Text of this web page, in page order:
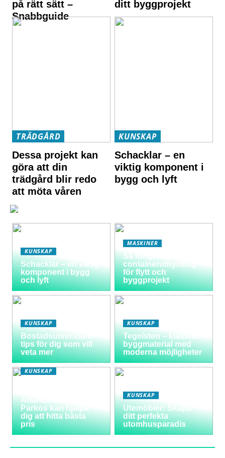
på rätt sätt –
Snabbguide
ditt byggprojekt
TRÄDGÅRD
Dessa projekt kan
göra att din
trädgård blir redo
att möta våren
KUNSKAP
Schacklar – en
viktig komponent i
bygg och lyft
KUNSKAP
Schacklar – en viktig
komponent i bygg
och lyft
MASKINER
Så fungerar
containeruthyrning
för flytt och
byggprojekt
KUNSKAP
Bostadsutvecklare –
tips för dig som vill
veta mer
KUNSKAP
Tegelsten – klassisk
byggmaterial med
moderna möjligheter
KUNSKAP
Arlanda och hur
Parkos kan hjälpa
dig att hitta bästa
pris
KUNSKAP
Utemöbler: Skapa
ditt perfekta
utomhusparadis